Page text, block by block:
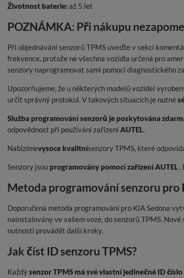
Životnost baterie:až 5 let
POZNÁMKA: Při nákupu
Při objednávání senzorů TPMS uveďte v sekci
frekvence, protože ne všechna vozidla určená pro
senzory naprogramovat sami pomocí diagnostického
Upozorňujeme, že u některých modelů vozidel
určit správný protokol. V takových situacích je nutné
Služba programování senzorů je poskytována
odpovědnost při používání zařízeníAUTEL.
Nabízímevysoce kvalitnísenzory TPMS, které
Senzory jsou programovány pomocí zařízení AUTEL .
Metoda programování senzoru
Doporučená metoda programování pro KIA Sedona
nainstalovány ve vašem voze, do senzorů TPMS.
nutnosti provádět další kroky.
Jak číst ID senzoru TPMS?
Každýsenzor TPMS má své vlastní jedinečné ID číslo